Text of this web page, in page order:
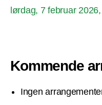
lørdag, 7 februar
Kommende
Ingen